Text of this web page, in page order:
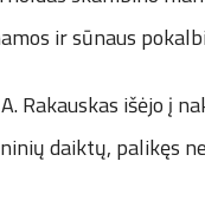
ir sūnaus
Rakauskas išėjo į
daiktų, palikęs